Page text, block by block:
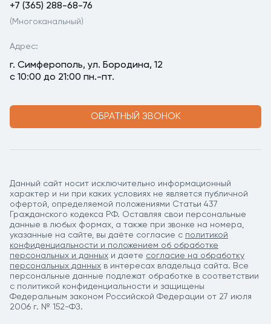
+7 (365) 288-68-76
(Многоканальный)
Адрес:
г. Симферополь, ул. Бородина, 12
с 10:00 до 21:00 пн.-пт.
ОБРАТНЫЙ ЗВОНОК
Данный сайт носит исключительно информационный
характер и ни при каких условиях не является публичной
офертой, определяемой положениями Статьи 437
Гражданского кодекса РФ. Оставляя свои персональные
данные в любых формах, а также при звонке на номера,
указанные на сайте, вы даёте согласие c политикой
конфиденциальности и положением об обработке
персональных и данных и даете согласие на обработку
персональных данных в интересах владельца сайта. Все
персональные данные подлежат обработке в соответствии
с политикой конфиденциальности и защищены
Федеральным законом Российской Федерации от 27 июля
2006 г. № 152-ФЗ.